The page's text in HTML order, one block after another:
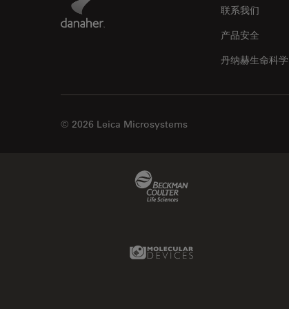
联系我们
产品安全
丹纳赫生命科学
© 2026 Leica Microsystems
Molecular Devices Link